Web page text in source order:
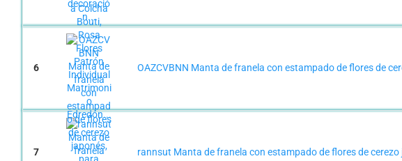
6 OAZCVBNN Manta de franela con estampado de flores de
7 rannsut Manta de franela con estampado de flores de